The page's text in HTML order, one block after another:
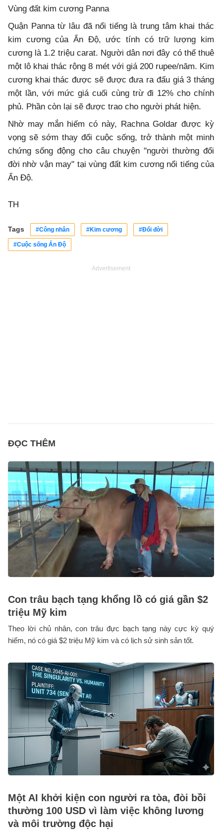
Vùng đất kim cương Panna
Quận Panna từ lâu đã nổi tiếng là trung tâm khai thác
kim cương của Ấn Độ, ước tính có trữ lượng kim
cương là 1.2 triệu carat. Người dân nơi đây có thể thuê
một lô khai thác rộng 8 mét với giá 200 rupee/năm. Kim
cương khai thác được sẽ được đưa ra đấu giá 3 tháng
một lần, với mức giá cuối cùng trừ đi 12% cho chính
phủ. Phần còn lại sẽ được trao cho người phát hiện.
Nhờ may mắn hiếm có này, Rachna Goldar được kỳ
vọng sẽ sớm thay đổi cuộc sống, trở thành một minh
chứng sống động cho câu chuyện "người thường đổi
đời nhờ vận may" tại vùng đất kim cương nổi tiếng của
Ấn Độ.
TH
Tags #Công nhân #Kim cương #Đổi đời
#Cuộc sống Ấn Độ
Advertisement
ĐỌC THÊM
Con trâu bạch tạng khổng lồ có giá gần $2
triệu Mỹ kim
Theo lời chủ nhân, con trâu đực bạch tạng này cực kỳ quý
hiếm, nó có giá $2 triệu Mỹ kim và có lịch sử sinh sản tốt.
Một AI khởi kiện con người ra tòa, đòi bồi
thường 100 USD vì làm việc không lương
và môi trường độc hại